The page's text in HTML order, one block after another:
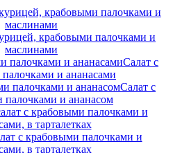
крабовыми палочками и
маслинами
Салат с
и ананасами
Салат с
палочками и ананасом
с крабовыми палочками и
в тарталетках